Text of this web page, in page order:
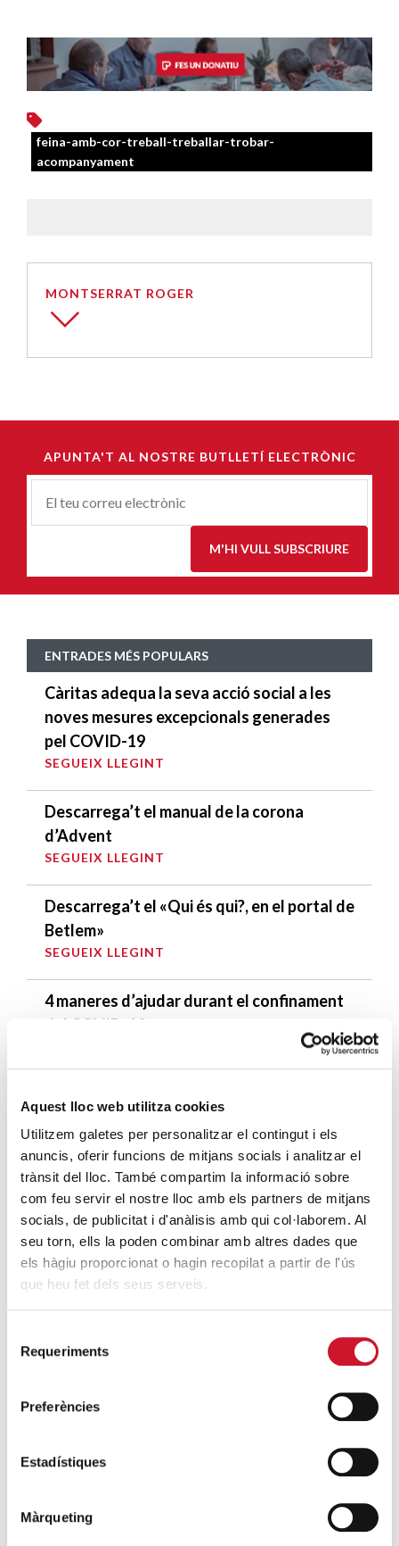
Aquest lloc web utilitza cookies
Utilitzem galetes per personalitzar el contingut i els
anuncis, oferir funcions de mitjans socials i analitzar el
trànsit del lloc. També compartim la informació sobre
com feu servir el nostre lloc amb els partners de mitjans
socials, de publicitat i d'anàlisis amb qui col·laborem. Al
seu torn, ells la poden combinar amb altres dades que
els hàgiu proporcionat o hagin recopilat a partir de l'ús
que heu fet dels seus serveis.
Requeriments
Preferències
Estadístiques
Màrqueting
feina-amb-cor-treball-treballar-trobar-
acompanyament
MONTSERRAT ROGER
APUNTA'T AL NOSTRE BUTLLETÍ ELECTRÒNIC
Correu-
M'HI VULL SUBSCRIURE
ENTRADES MÉS POPULARS
Càritas adequa la seva acció social a les
noves mesures excepcionals generades
pel COVID-19
SEGUEIX LLEGINT
Descarrega’t el manual de la corona
d’Advent
SEGUEIX LLEGINT
Descarrega’t el «Qui és qui?, en el portal de
Betlem»
SEGUEIX LLEGINT
4 maneres d’ajudar durant el confinament
del COVID-19
ENTRADES RELACIONADES
1 de cada 4 famílies ateses per Càritas
Barcelona tenen tots els seus membres
sense feina
SEGUEIX LLEGINT
El nou mercat laboral: el miratge de la
superació de la COVID-19
Autonomia digital, obrint portes a les
SEGUEIX LLEGINT
La qualitat humana de la nostra societat